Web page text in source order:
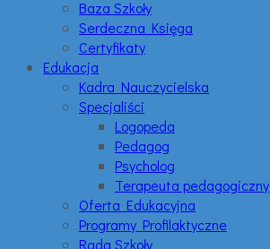
Baza Szkoły
Serdeczna Księga
Certyfikaty
Edukacja
Kadra Nauczycielska
Specjaliści
Logopeda
Pedagog
Psycholog
Terapeuta pedagogiczny
Oferta Edukacyjna
Programy Profilaktyczne
Rada Szkoły